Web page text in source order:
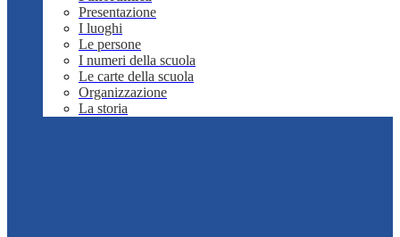
Presentazione
I luoghi
Le persone
I numeri della scuola
Le carte della scuola
Organizzazione
La storia